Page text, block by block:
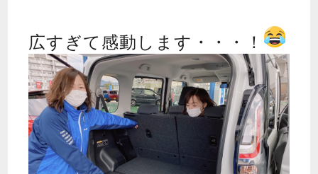
広すぎて感動します・・・！